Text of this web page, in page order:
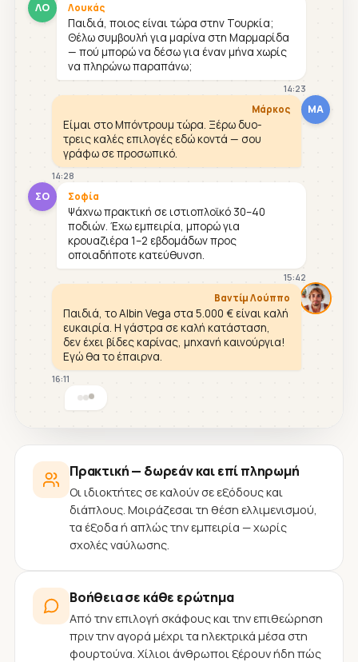
ΛΟ Λουκάς
Παιδιά, ποιος είναι τώρα στην Τουρκία;
Θέλω συμβουλή για μαρίνα στη Μαρμαρίδα
— πού μπορώ να δέσω για έναν μήνα χωρίς
να πληρώνω παραπάνω;
14:23
ΜΑ
Μάρκος
Είμαι στο Μπόντρουμ τώρα. Ξέρω δυο-
τρεις καλές επιλογές εδώ κοντά — σου
γράφω σε προσωπικό.
14:28
ΣΟ Σοφία
Ψάχνω πρακτική σε ιστιοπλοϊκό 30–40
ποδιών. Έχω εμπειρία, μπορώ για
κρουαζιέρα 1–2 εβδομάδων προς
οποιαδήποτε κατεύθυνση.
15:42
Βαντίμ Λούππο
Παιδιά, το Albin Vega στα 5.000 € είναι καλή
ευκαιρία. Η γάστρα σε καλή κατάσταση,
δεν έχει βίδες καρίνας, μηχανή καινούργια!
Εγώ θα το έπαιρνα.
16:11
Πρακτική — δωρεάν και επί πληρωμή
Οι ιδιοκτήτες σε καλούν σε εξόδους και
διάπλους. Μοιράζεσαι τη θέση ελλιμενισμού,
τα έξοδα ή απλώς την εμπειρία — χωρίς
σχολές ναύλωσης.
Βοήθεια σε κάθε ερώτημα
Από την επιλογή σκάφους και την επιθεώρηση
πριν την αγορά μέχρι τα ηλεκτρικά μέσα στη
φουρτούνα. Χίλιοι άνθρωποι ξέρουν ήδη πώς